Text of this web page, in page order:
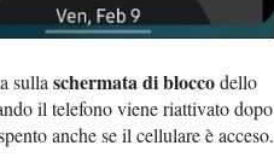
sullaschermata di bloccodello
il telefono viene riattivato dopo
anche se il cellulare è acceso.